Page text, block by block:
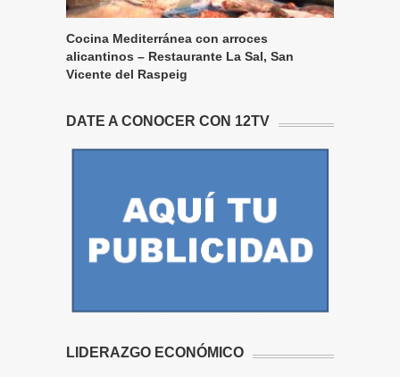
Cocina Mediterránea con arroces
alicantinos – Restaurante La Sal, San
Vicente del Raspeig
DATE A CONOCER CON 12TV
LIDERAZGO ECONÓMICO